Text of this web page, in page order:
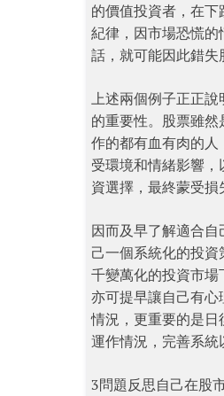
的價值投資者，在
紀律，因市場恐慌
話，就可能因此錯失
上述兩個例子正正
的重要性。股票雖
作的都有血有肉的
受環境和情緒影響
資選擇，最終蒙受損
因而及早了解適合
己一個系統化的投
千變萬化的投資市場
亦可提早讓自己有
情況，更重要的是
運作情況，完善系統
3問題反思自己在股